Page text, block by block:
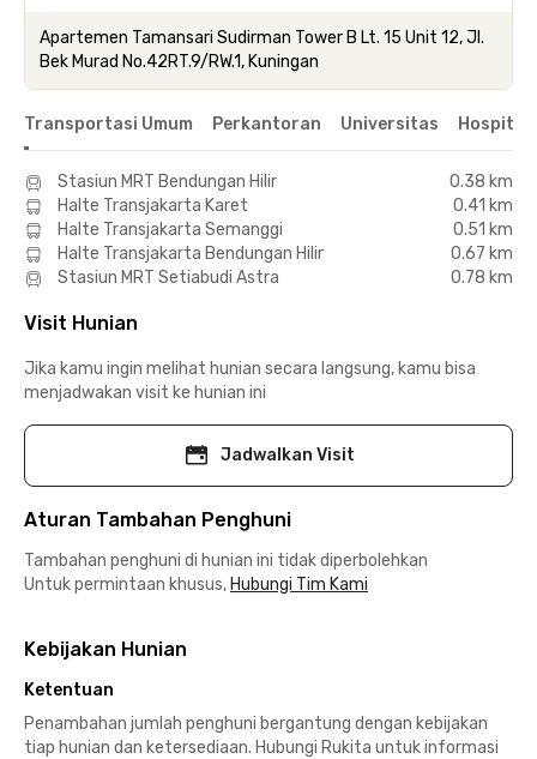
Apartemen Tamansari Sudirman Tower B Lt. 15 Unit 12, Jl.
Bek Murad No.42RT.9/RW.1, Kuningan
Transportasi Umum Perkantoran Universitas Hospital
Stasiun MRT Bendungan Hilir
0.38 km
Halte Transjakarta Karet
0.41 km
Halte Transjakarta Semanggi
0.51 km
Halte Transjakarta Bendungan Hilir
0.67 km
Stasiun MRT Setiabudi Astra
0.78 km
Visit Hunian
Jika kamu ingin melihat hunian secara langsung, kamu bisa
menjadwakan visit ke hunian ini
Jadwalkan Visit
Aturan Tambahan Penghuni
Tambahan penghuni di hunian ini tidak diperbolehkan
Untuk permintaan khusus, Hubungi Tim Kami
Kebijakan Hunian
Ketentuan
Penambahan jumlah penghuni bergantung dengan kebijakan
tiap hunian dan ketersediaan. Hubungi Rukita untuk informasi